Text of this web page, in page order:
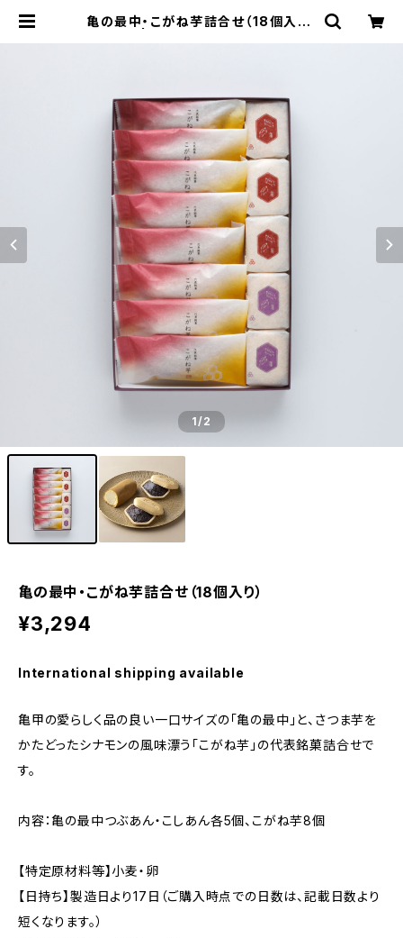
亀の最中・こがね芋詰合せ（18個入り）
1/2
亀の最中・こがね芋詰合せ（18個入り）
¥3,294
International shipping available
亀甲の愛らしく品の良い一口サイズの「亀の最中」と、さつま芋を
かたどったシナモンの風味漂う「こがね芋」の代表銘菓詰合せで
す。
内容：亀の最中つぶあん・こしあん各5個、こがね芋8個
【特定原材料等】小麦・卵
【日持ち】製造日より17日（ご購入時点での日数は、記載日数より
短くなります。）